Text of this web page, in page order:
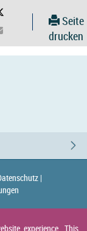
Seite
drucken
|
experience. This